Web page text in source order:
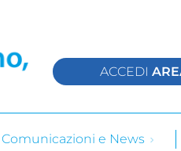
ACCEDI
Comunicazioni e News